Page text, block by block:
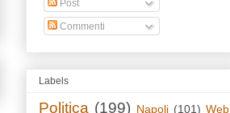
Post
Commenti
Labels
Politica (199) Napoli (101) Web